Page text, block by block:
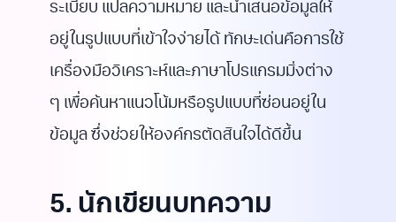
ระเบียบ แปลความหมาย และนำเสนอข้อมูลให้
อยู่ในรูปแบบที่เข้าใจง่ายได้ ทักษะเด่นคือการใช้
เครื่องมือวิเคราะห์และภาษาโปรแกรมมิ่งต่าง
ๆ เพื่อค้นหาแนวโน้มหรือรูปแบบที่ซ่อนอยู่ใน
ข้อมูล ซึ่งช่วยให้องค์กรตัดสินใจได้ดีขึ้น
5. นักเขียนบทความ